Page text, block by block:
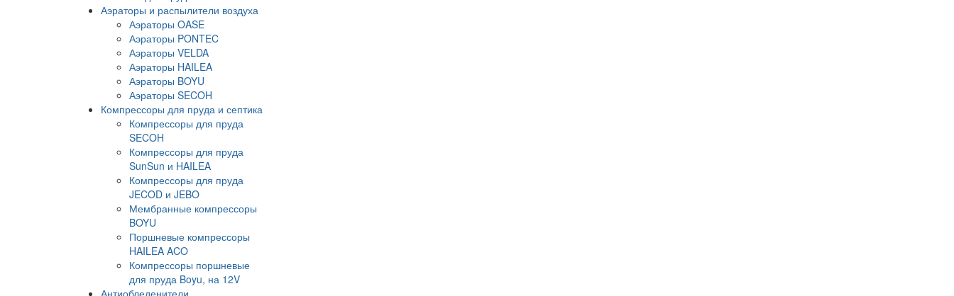
Аэраторы и распылители воздуха
Аэраторы OASE
Аэраторы PONTEC
Аэраторы VELDA
Аэраторы HAILEA
Аэраторы BOYU
Аэраторы SECOH
Компрессоры для пруда и септика
Компрессоры для пруда
SECOH
Компрессоры для пруда
SunSun и HAILEA
Компрессоры для пруда
JECOD и JEBO
Мембранные компрессоры
BOYU
Поршневые компрессоры
HAILEA ACO
Компрессоры поршневые
для пруда Boyu, на 12V
Антиобледенители